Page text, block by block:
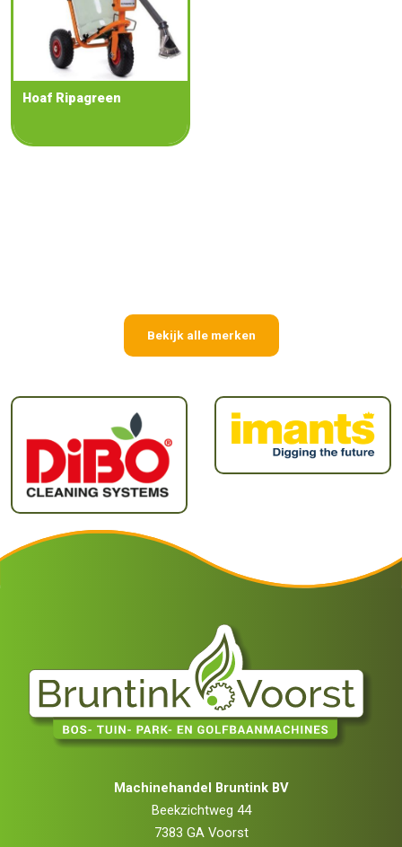
Hoaf Ripagreen
Bekijk alle merken
Machinehandel Bruntink BV
Beekzichtweg 44
7383 GA Voorst